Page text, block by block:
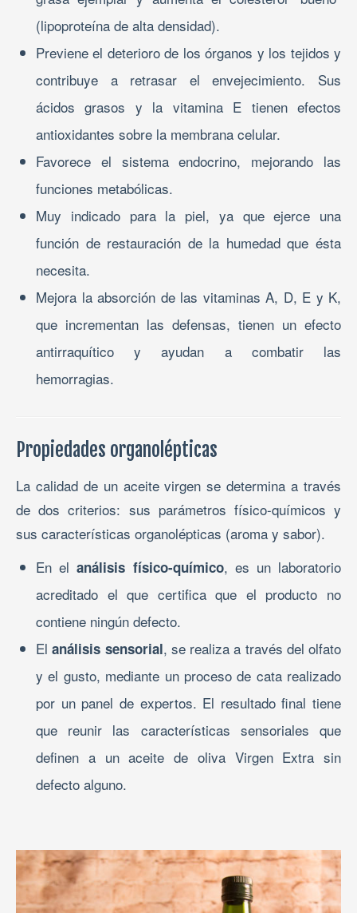
(lipoproteína de alta densidad).
Previene el deterioro de los órganos y los tejidos y
contribuye a retrasar el envejecimiento. Sus
ácidos grasos y la vitamina E tienen efectos
antioxidantes sobre la membrana celular.
Favorece el sistema endocrino, mejorando las
funciones metabólicas.
Muy indicado para la piel, ya que ejerce una
función de restauración de la humedad que ésta
necesita.
Mejora la absorción de las vitaminas A, D, E y K,
que incrementan las defensas, tienen un efecto
antirraquítico y ayudan a combatir las
hemorragias.
Propiedades organolépticas
La calidad de un aceite virgen se determina a través
de dos criterios: sus parámetros físico-químicos y
sus características organolépticas (aroma y sabor).
En elanálisis físico-químico, es un laboratorio
acreditado el que certifica que el producto no
contiene ningún defecto.
Elanálisis sensorial, se realiza a través del olfato
y el gusto, mediante un proceso de cata realizado
por un panel de expertos. El resultado final tiene
que reunir las características sensoriales que
definen a un aceite de oliva Virgen Extra sin
defecto alguno.